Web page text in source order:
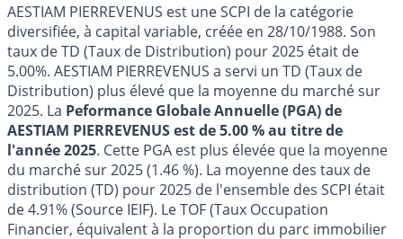
AESTIAM PIERREVENUS est une SCPI de la catégorie
diversifiée, à capital variable, créée en 28/10/1988. Son
taux de TD (Taux de Distribution) pour 2025 était de
5.00%. AESTIAM PIERREVENUS a servi un TD (Taux de
Distribution) plus élevé que la moyenne du marché sur
2025. La Peformance Globale Annuelle (PGA) de
AESTIAM PIERREVENUS est de 5.00 % au titre de
l'année 2025. Cette PGA est plus élevée que la moyenne
du marché sur 2025 (1.46 %). La moyenne des taux de
distribution (TD) pour 2025 de l'ensemble des SCPI était
de 4.91% (Source IEIF). Le TOF (Taux Occupation
Financier, équivalent à la proportion du parc immobilier